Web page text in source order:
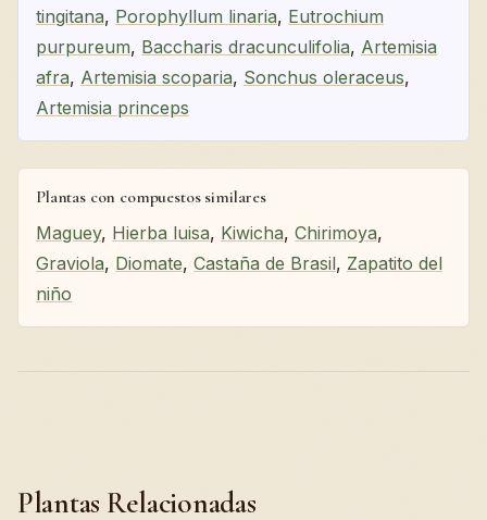
tingitana, Porophyllum linaria, Eutrochium
purpureum, Baccharis dracunculifolia, Artemisia
afra, Artemisia scoparia, Sonchus oleraceus,
Artemisia princeps
Plantas con compuestos similares
Maguey, Hierba luisa, Kiwicha, Chirimoya,
Graviola, Diomate, Castaña de Brasil, Zapatito del
niño
Plantas Relacionadas